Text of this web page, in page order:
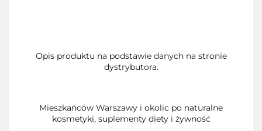
Opis produktu na podstawie danych na stronie
dystrybutora.
Mieszkańców Warszawy i okolic po naturalne
kosmetyki, suplementy diety i żywność